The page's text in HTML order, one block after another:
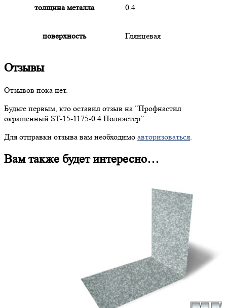
толщина металла 0.4
поверхность Глянцевая
Отзывы
Отзывов пока нет.
Будьте первым, кто оставил отзыв на “Профнастил
окрашенный ST-15-1175-0.4 Полиэстер”
Для отправки отзыва вам необходимо авторизоваться
Вам также будет интересно…